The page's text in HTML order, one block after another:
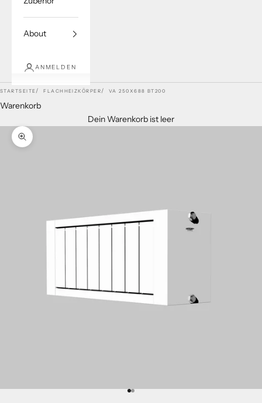
About
ANMELDEN
STARTSEITE FLACHHEIZKÖRPER VA 250X688 BT200
Warenkorb
Dein Warenkorb ist leer
Bild vergrößern
Gehe zu Element 1
Gehe zu Element 2